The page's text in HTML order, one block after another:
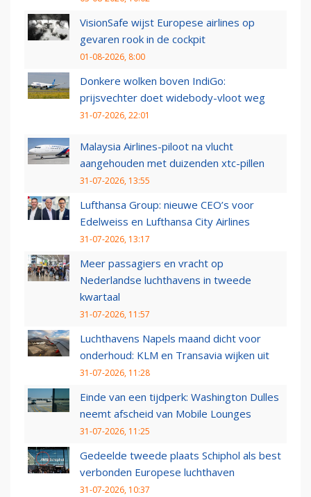
VisionSafe wijst Europese airlines op
gevaren rook in de cockpit
01-08-2026, 8:00
Donkere wolken boven IndiGo:
prijsvechter doet widebody-vloot weg
31-07-2026, 22:01
Malaysia Airlines-piloot na vlucht
aangehouden met duizenden xtc-pillen
31-07-2026, 13:55
Lufthansa Group: nieuwe CEO’s voor
Edelweiss en Lufthansa City Airlines
31-07-2026, 13:17
Meer passagiers en vracht op
Nederlandse luchthavens in tweede
kwartaal
31-07-2026, 11:57
Luchthavens Napels maand dicht voor
onderhoud: KLM en Transavia wijken uit
31-07-2026, 11:28
Einde van een tijdperk: Washington Dulles
neemt afscheid van Mobile Lounges
31-07-2026, 11:25
Gedeelde tweede plaats Schiphol als best
verbonden Europese luchthaven
31-07-2026, 10:37